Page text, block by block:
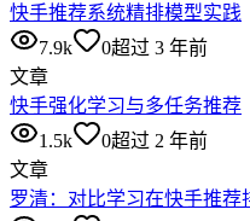
快手推荐系统精排模型实践
7.9k
0超过 3 年前
文章
快手强化学习与多任务推荐
1.5k
0超过 2 年前
文章
罗清：对比学习在快手推荐